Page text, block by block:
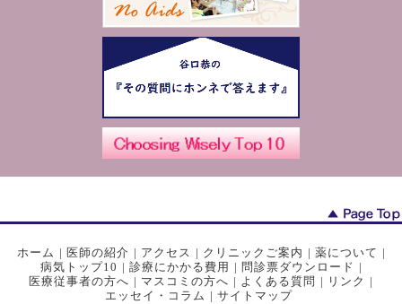
ホーム | 医師の紹介 | アクセス | クリニックご案内 | 薬について |
病気トップ10 | 診療にかかる費用 | 問診票ダウンロード |
医療従事者の方へ | マスコミの方へ | よくある質問 | リンク |
エッセイ・コラム | サイトマップ